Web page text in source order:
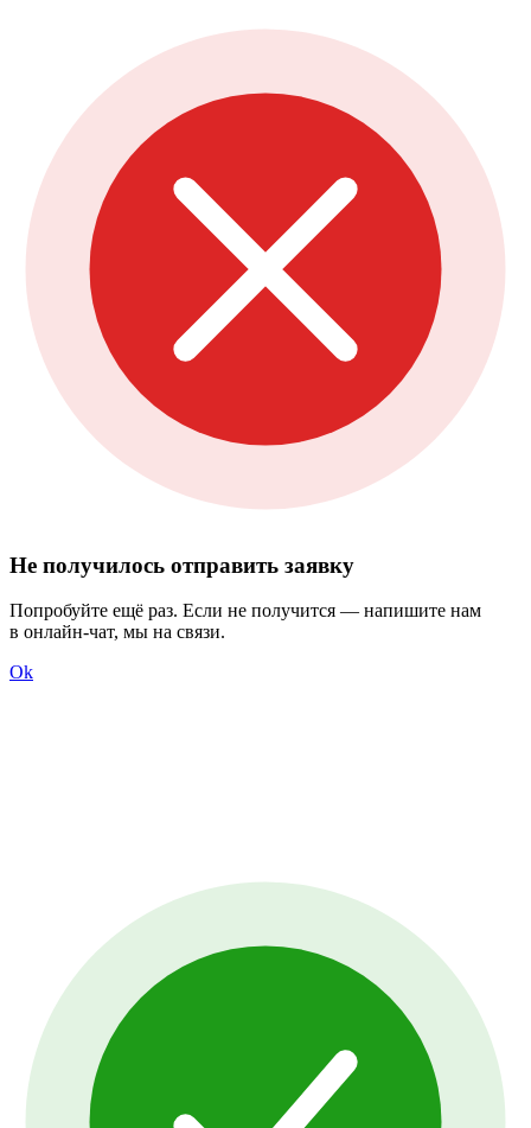
Не получилось отправить заявку
Попробуйте ещё раз. Если не получится — напишите нам
в онлайн-чат, мы на связи.
Ok